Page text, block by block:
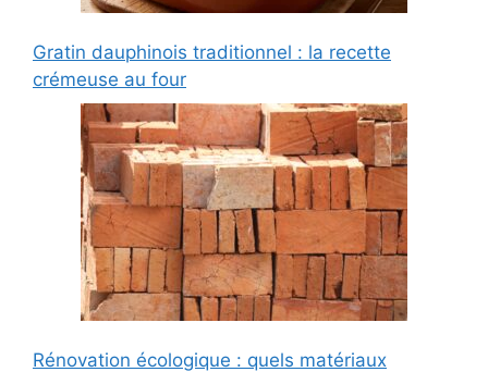
Gratin dauphinois traditionnel : la recette
crémeuse au four
Rénovation écologique : quels matériaux